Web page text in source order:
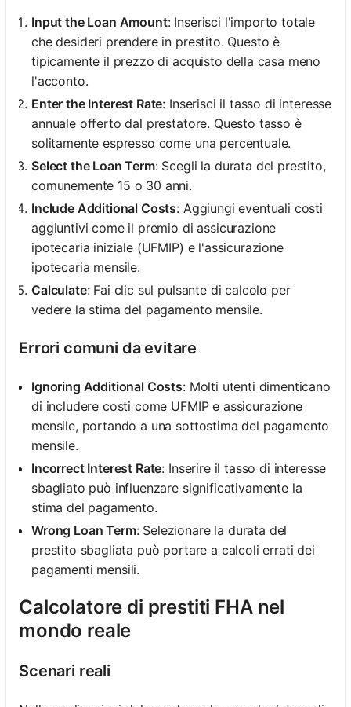
Input the Loan Amount: Inserisci l'importo totale
che desideri prendere in prestito. Questo è
tipicamente il prezzo di acquisto della casa meno
l'acconto.
Enter the Interest Rate: Inserisci il tasso di interesse
annuale offerto dal prestatore. Questo tasso è
solitamente espresso come una percentuale.
Select the Loan Term: Scegli la durata del prestito,
comunemente 15 o 30 anni.
Include Additional Costs: Aggiungi eventuali costi
aggiuntivi come il premio di assicurazione
ipotecaria iniziale (UFMIP) e l'assicurazione
ipotecaria mensile.
Calculate: Fai clic sul pulsante di calcolo per
vedere la stima del pagamento mensile.
Errori comuni da evitare
Ignoring Additional Costs: Molti utenti dimenticano
di includere costi come UFMIP e assicurazione
mensile, portando a una sottostima del pagamento
mensile.
Incorrect Interest Rate: Inserire il tasso di interesse
sbagliato può influenzare significativamente la
stima del pagamento.
Wrong Loan Term: Selezionare la durata del
prestito sbagliata può portare a calcoli errati dei
pagamenti mensili.
Calcolatore di prestiti FHA nel
mondo reale
Scenari reali